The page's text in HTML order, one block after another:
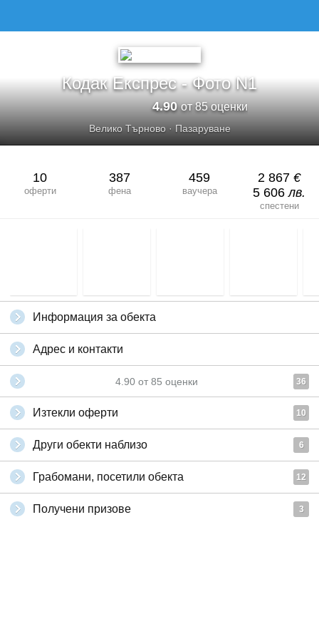
Кодак Експрес - Фото N1
4.90от 85 оценки
Велико Търново· Пазаруване
10
оферти
387
фена
459
ваучера
2 867 €
5 606лв.
спестени
Информация за обекта
Адрес и контакти
4.90 от 85 оценки 36
Изтекли оферти 10
Други обекти наблизо 6
Грабомани, посетили обекта 12
Получени призове 3